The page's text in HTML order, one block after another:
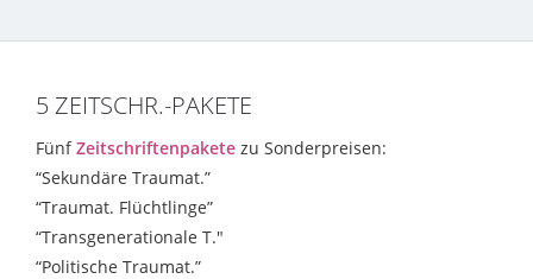
5 ZEITSCHR.-PAKETE
FünfZeitschriftenpakete zu Sonderpreisen:
“Sekundäre Traumat.”
“Traumat. Flüchtlinge”
“Transgenerationale T."
“Politische Traumat.”